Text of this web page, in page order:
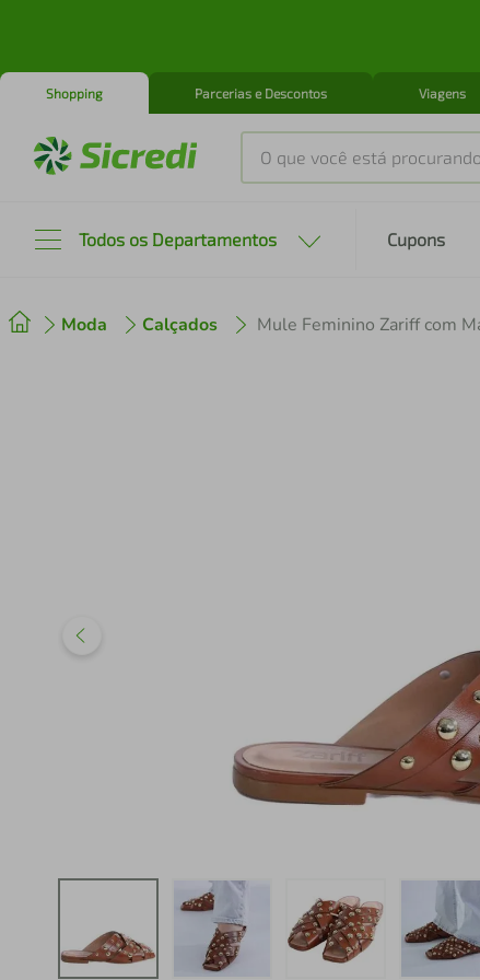
Shopping Parcerias e Descontos Viagens
O que você está procurando?
Todos os Departamentos Cupons
Moda Calçados2 cafeteira